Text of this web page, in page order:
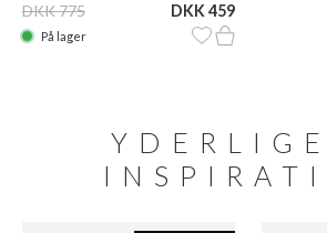
DKK 775 DKK 459
På lager